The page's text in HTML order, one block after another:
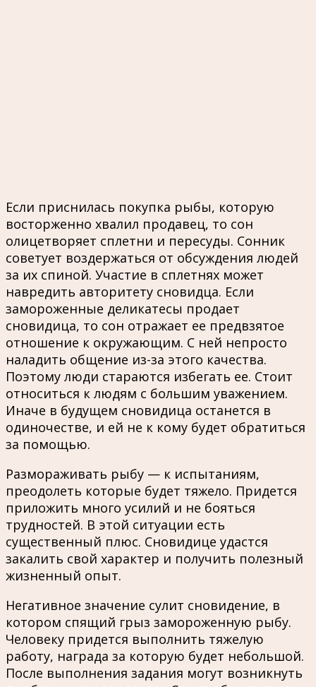
Если приснилась покупка рыбы, которую
восторженно хвалил продавец, то сон
олицетворяет сплетни и пересуды. Сонник
советует воздержаться от обсуждения людей
за их спиной. Участие в сплетнях может
навредить авторитету сновидца. Если
замороженные деликатесы продает
сновидица, то сон отражает ее предвзятое
отношение к окружающим. С ней непросто
наладить общение из-за этого качества.
Поэтому люди стараются избегать ее. Стоит
относиться к людям с большим уважением.
Иначе в будущем сновидица останется в
одиночестве, и ей не к кому будет обратиться
за помощью.
Размораживать рыбу — к испытаниям,
преодолеть которые будет тяжело. Придется
приложить много усилий и не бояться
трудностей. В этой ситуации есть
существенный плюс. Сновидице удастся
закалить свой характер и получить полезный
жизненный опыт.
Негативное значение сулит сновидение, в
котором спящий грыз замороженную рыбу.
Человеку придется выполнить тяжелую
работу, награда за которую будет небольшой.
После выполнения задания могут возникнуть